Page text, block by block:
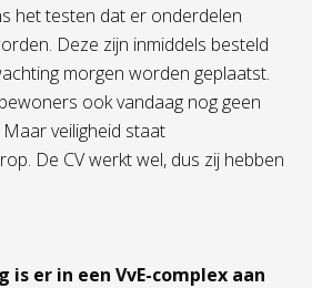
het testen dat er onderdelen
Deze zijn inmiddels besteld
morgen worden geplaatst.
ook vandaag nog geen
veiligheid staat
De CV werkt wel, dus zij hebben
is er in een VvE-complex aan